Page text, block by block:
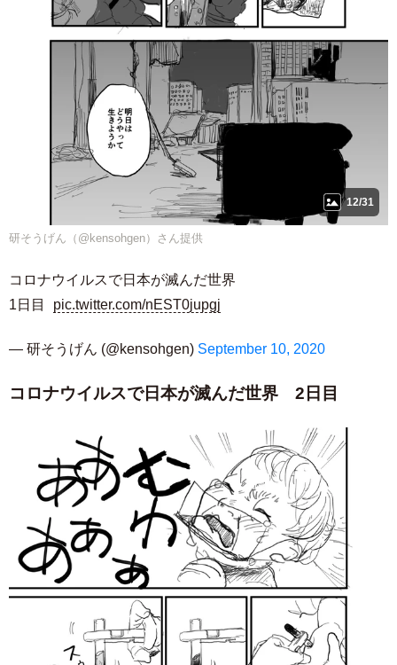
12/31
研そうげん（@kensohgen）さん提供
コロナウイルスで日本が滅んだ世界
1日目
pic.twitter.com/nEST0jupgj
— 研そうげん (@kensohgen) September 10, 2020
コロナウイルスで日本が滅んだ世界 2日目